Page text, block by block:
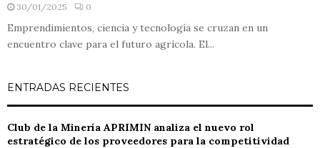
30/01/2025 0
Emprendimientos, ciencia y tecnología se cruzan en un
encuentro clave para el futuro agrícola. El...
ENTRADAS RECIENTES
Club de la Minería APRIMIN analiza el nuevo rol
estratégico de los proveedores para la competitividad